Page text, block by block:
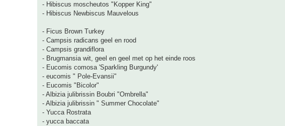
- Hibiscus moscheutos "Kopper King"
- Hibiscus Newbiscus Mauvelous
- Ficus Brown Turkey
- Campsis radicans geel en rood
- Campsis grandiflora
- Brugmansia wit, geel en geel met op het einde roos
- Eucomis comosa 'Sparkling Burgundy'
- eucomis " Pole-Evansii"
- Eucomis "Bicolor"
- Albizia julibrissin Boubri "Ombrella"
- Albizia julibrissin " Summer Chocolate"
- Yucca Rostrata
- yucca baccata